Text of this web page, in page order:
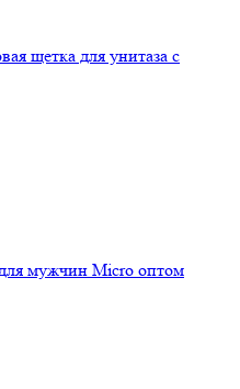
щетка для унитаза с
мужчин Micro оптом